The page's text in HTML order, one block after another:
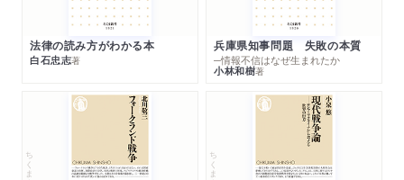
地球規模で見ると……
3 大気が大循環するメカニズム
緯度によって変わる気流/赤道近くで大気はどう動くか/中緯
度・高緯度地域ではどう動くか/地球の自転が気流にどうかかわ
4 海洋も大循環している
水が動けば気象も変わる/大循環する海水の不思議/海水の動き
には月と太陽も影響する/風と海流によって起こるエルニーニョ
法律の読み方がわかる本
白石忠志著
兵庫県知事問題 失敗の本質
─情報不信はなぜ生まれたか
小林和樹著
ちくま新書 ちくま新書